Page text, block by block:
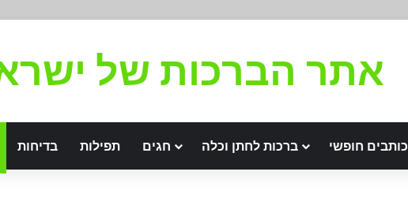
אתר הברכות של
כותבים חופשי ברכות לחתן וכלה חגים תפילות בדיחות